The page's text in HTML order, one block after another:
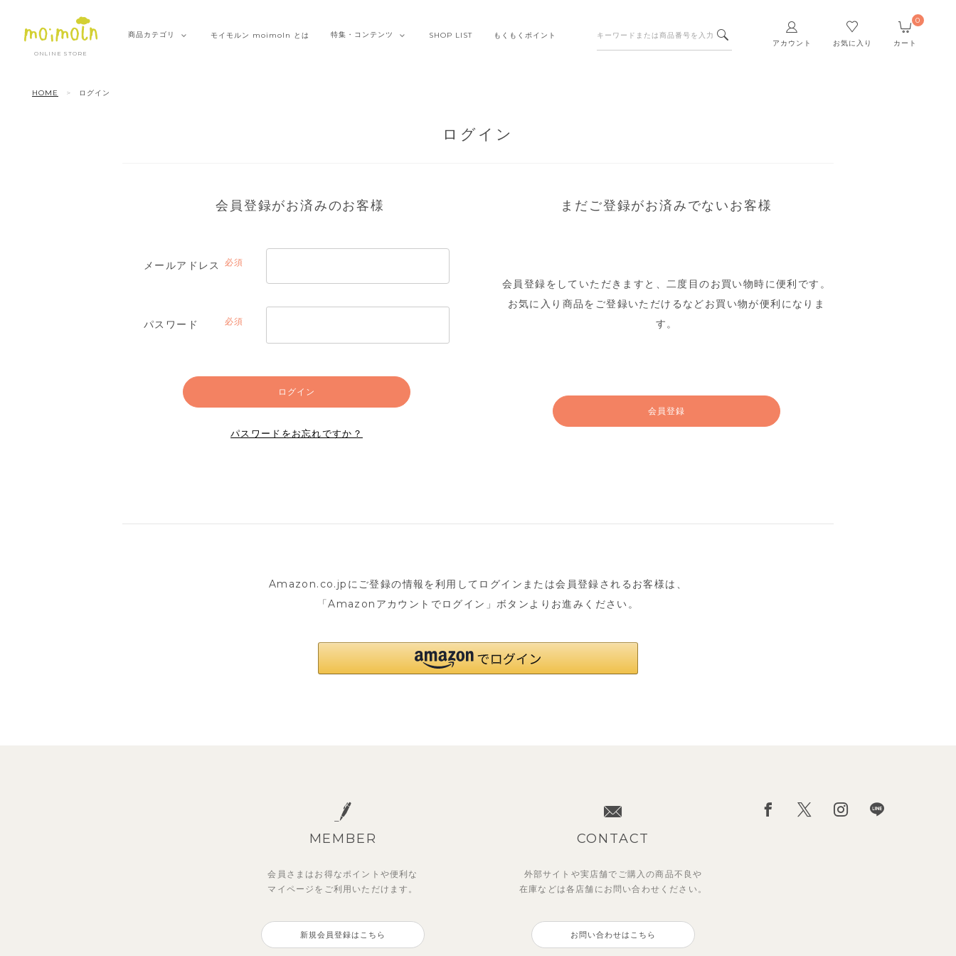
ONLINE STORE
アカウント お気に入り カート
0
商品カテゴリ モイモルン moimoln とは 特集・ コンテンツ SHOP LIST もくもくポイント
HOME ログイン
ログイン
会員登録がお済みのお客様
メールアドレス
パスワード
ログイン
パスワードをお忘れですか？
まだご登録がお済みでないお客様
会員登録をしていただきますと、二度目のお買い物時に便利です。
お気に入り商品をご登録いただけるなどお買い物が便利になりま
す。
会員登録
Amazon.co.jpにご登録の情報を利用してログインまたは会員登録されるお客様は、
「Amazonアカウントでログイン」ボタンよりお進みください。
MEMBER
会員さまはお得なポイントや便利な
マイページを ご利用いただけます。
新規会員登録はこちら
CONTACT
外部サイトや実店舗でご購入の商品不良や
在庫などは各店舗に お問い合わせください。
お問い合わせはこちら